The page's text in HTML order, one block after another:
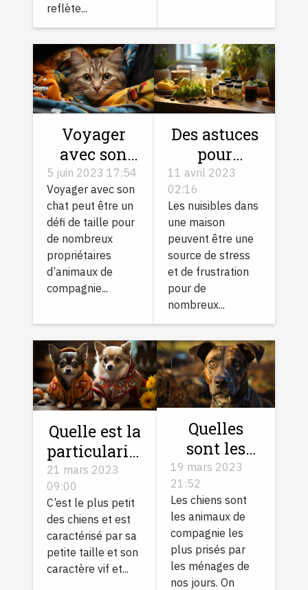
reflète...
Voyager
avec son
chat :
comment
s’y prendre
?
5 juin 2023 17:54
Voyager avec son
chat peut être un
défi de taille pour
de nombreux
propriétaires
d’animaux de
compagnie...
Des astuces
pour
combattre
nuisibles
dans sa
maison
11 avril 2023
02:16
Les nuisibles dans
une maison
peuvent être une
source de stress
et de frustration
pour de
nombreux...
Quelle est la
particularité
du
Chihuahua
?
21 mars 2023
09:00
C’est le plus petit
des chiens et est
caractérisé par sa
petite taille et son
caractère vif et...
Quelles
sont les
différentes
races de
chiens aux
poils
bringés ?
19 mars 2023
21:52
Les chiens sont
les animaux de
compagnie les
plus prisés par
les ménages de
nos jours. On